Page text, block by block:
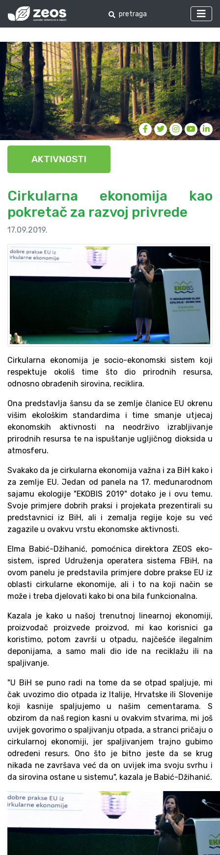
AKTIVNOSTI
Cirkularna ekonomija kao
pokretač za razvoj privrede
17.09.2019.
Cirkularna ekonomija je socio-ekonomski sistem koji
respektuje okoliš time što dio prirodnih resursa,
odnosno obrađenih sirovina, reciklira.
Ona predstavlja šansu da se zemlje članice EU okrenu
višim ekološkim standardima i time smanje utjecaj
ekonomskih aktivnosti na neodrživo izrabljivanje
prirodnih resursa te na ispuštanje ugljičnog dioksida u
atmosferu.
Svakako da je cirkularna ekonomija važna i za BiH kako i
za zemlje EU. Jedan od panela na 17. međunarodnom
sajamu ekologije "EKOBIS 2019" dotako je i ovu temu.
Svoje primjere dobrih praksi i projekata prezentirali su
predstavnici iz BiH, ali i zemalja regije koje su već
zagazile u ovakvu vrstu ekonomske aktivnosti.
Elma Babić-Džihanić, pomoćnica direktora ZEOS eko-
sistem, ispred Udruženja operatera sistema FBiH, na
ovom panelu je predstavila primjere dobre prakse EU iz
oblasti cirkularne ekonomije, ali i to na koji način se
može i treba djelovati kako bi ona bila funkcionalna.
Kazala je kako u našoj trenutnoj linearnoj ekonomiji,
proizvođač proizvede proizvod, mi kao korisnici ga
koristimo, potom završi u otpadu, najčešće ilegalnim
deponijama, a samo mali dio ide na reciklažu ili na
spaljivanje.
"U BiH se puno radi na tome da se otpad spaljuje, mi
čak uvozimo dio otpada iz Italije, Hrvatske ili Slovenije
koji kasnije spaljujemo u našim cementarama. S
obzirom da naš region kasni u ovakvim stvarima, mi još
uvijek govorimo o spaljivanju otpada, a stranci pričaju o
cirkularnoj ekonomiji, jer spaljivanjem trajno gubimo
određeni resurs. Ono što je bitno jeste da se krug
nikada ne završava već da on uvijek ima svoju svrhu i
da sirovina ostane u sistemu", kazala je Babić-Džihanić.